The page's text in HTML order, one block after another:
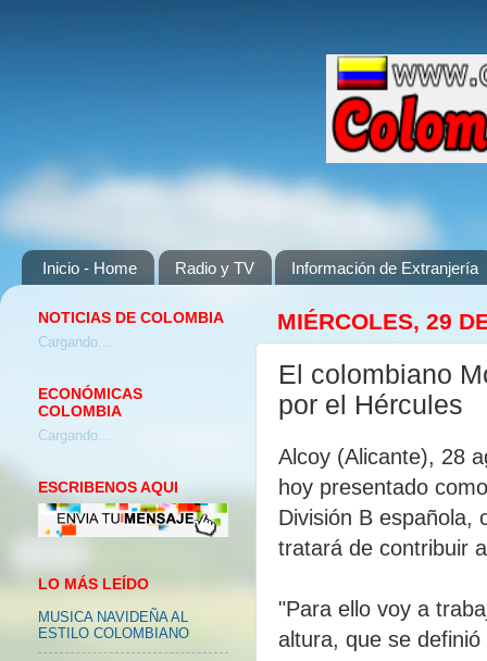
Inicio - Home Radio y TV Información de Extranjería
MIÉRCOLES, 29
El colombiano
por el Hércules
Alcoy (Alicante), 28
hoy presentado
División B española,
tratará de contribuir
"Para ello voy a
altura, que se
NOTICIAS DE COLOMBIA
Cargando...
ECONÓMICAS
COLOMBIA
Cargando...
ESCRIBENOS AQUI
LO MÁS LEÍDO
MUSICA NAVIDEÑA AL
ESTILO COLOMBIANO